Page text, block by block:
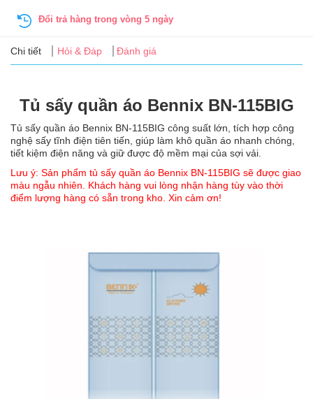
tức
FAQ
Đổi trả hàng trong vòng 5 ngày
Chi tiết Hỏi & Đáp Đánh giá
Tủ sấy quần áo Bennix BN-115BIG
Tủ sấy quần áo Bennix BN-115BIG công suất lớn, tích hợp công
nghệ sấy tĩnh điện tiên tiến, giúp làm khô quần áo nhanh chóng,
tiết kiệm điện năng và giữ được độ mềm mại của sợi vải.
Lưu ý: Sản phẩm tủ sấy quần áo Bennix BN-115BIG sẽ được giao
màu ngẫu nhiên. Khách hàng vui lòng nhận hàng tùy vào thời
điểm lượng hàng có sẵn trong kho. Xin cảm ơn!